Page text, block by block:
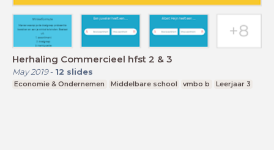
Herhaling Commercieel hfst 2 & 3
May 2019- 12 slides
Economie & Ondernemen Middelbare school vmbo b Leerjaar 3